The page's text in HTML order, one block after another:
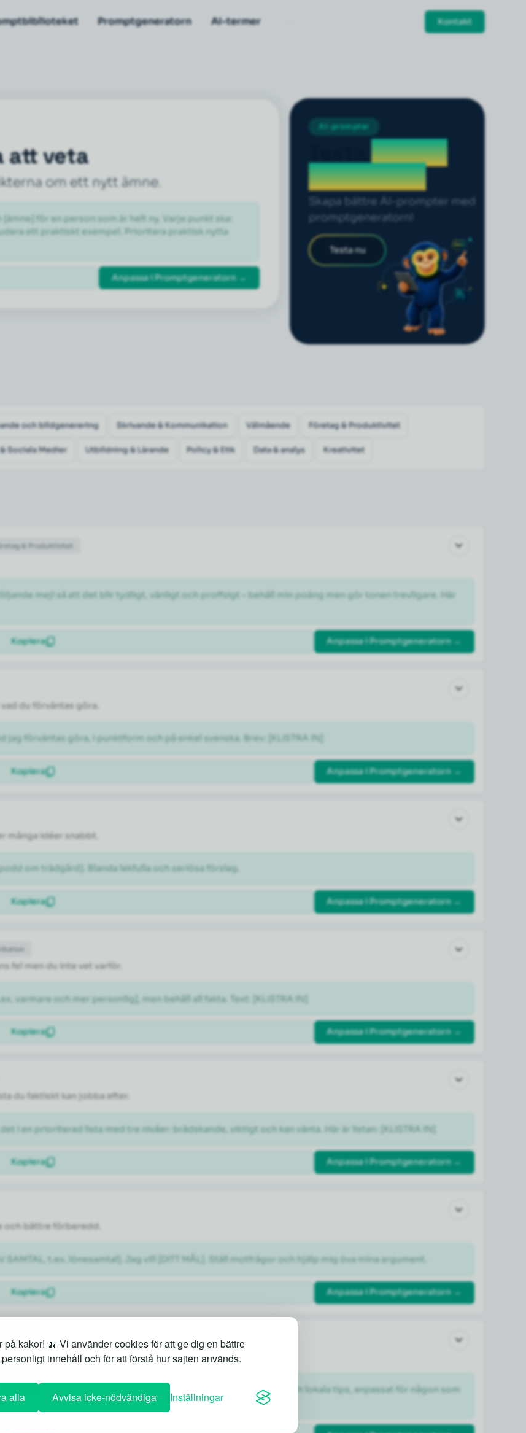
på kakor! 🍌 Vi använder cookies för att ge dig en bättre
innehåll och för att förstå hur sajten används.
alla Avvisa icke-nödvändiga Inställningar
Promptgeneratorn AI-termer Kontakt
att veta
om ett nytt ämne.
för en person som är helt ny. Varje punkt ska:
ett praktiskt exempel. Prioritera praktisk nytta
Anpassa i Promptgeneratorn →
AI-prompter
Testaprompt
generatorn
Skapa bättre AI-prompter med
promptgeneratorn!
Testa nu
och bildgenerering Skrivande & Kommunikation Välmående Företag & Produktivitet
Sociala Medier Utbildning & Lärande Policy & Etik Data & analys Kreativitet
& Produktivitet
mejl så att det blir tydligt, vänligt och proffsigt – behåll min poäng men gör tonen trevligare. Här
Kopiera Anpassa i Promptgeneratorn →
du förväntas göra.
förväntas göra, i punktform och på enkel svenska. Brev: [KLISTRA IN]
Kopiera Anpassa i Promptgeneratorn →
många idéer snabbt.
om trädgård]. Blanda lekfulla och seriösa förslag.
Kopiera Anpassa i Promptgeneratorn →
fel men du inte vet varför.
varmare och mer personlig], men behåll all fakta. Text: [KLISTRA IN]
Kopiera Anpassa i Promptgeneratorn →
du faktiskt kan jobba efter.
i en prioriterad lista med tre nivåer: brådskande, viktigt och kan vänta. Här är listan: [KLISTRA IN]
Kopiera Anpassa i Promptgeneratorn →
och bättre förberedd.
SAMTAL, t.ex. lönesamtal]. Jag vill [DITT MÅL]. Ställ motfrågor och hjälp mig öva mina argument.
Kopiera Anpassa i Promptgeneratorn →
sevärdheter och lokala guldkorn.
Föreslå ett dagsschema med en blandning av kända sevärdheter och lokala tips, anpassat för någon som